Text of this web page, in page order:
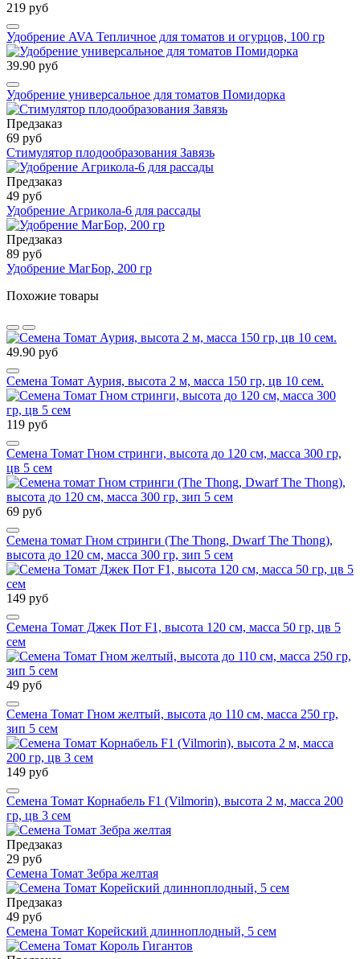
219 руб
Удобрение AVA Тепличное для томатов и огурцов, 100 гр
39.90 руб
Удобрение универсальное для томатов Помидорка
Предзаказ
69 руб
Стимулятор плодообразования Завязь
Предзаказ
49 руб
Удобрение Агрикола-6 для рассады
Предзаказ
89 руб
Удобрение МагБор, 200 гр
Похожие товары
49.90 руб
Семена Томат Аурия, высота 2 м, масса 150 гр, цв 10 сем.
119 руб
Семена Томат Гном стринги, высота до 120 см, масса 300 гр,
цв 5 сем
69 руб
Семена томат Гном стринги (The Thong, Dwarf The Thong),
высота до 120 см, масса 300 гр, зип 5 сем
149 руб
Семена Томат Джек Пот F1, высота 120 см, масса 50 гр, цв 5
сем
49 руб
Семена Томат Гном желтый, высота до 110 см, масса 250 гр,
зип 5 сем
149 руб
Семена Томат Корнабель F1 (Vilmorin), высота 2 м, масса 200
гр, цв 3 сем
Предзаказ
29 руб
Семена Томат Зебра желтая
Предзаказ
49 руб
Семена Томат Корейский длинноплодный, 5 сем